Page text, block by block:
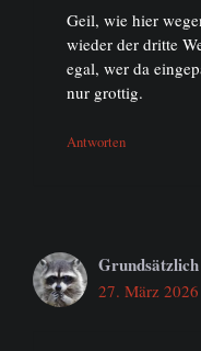
Geil, wie hier
wieder der dritte
egal, wer da
nur grottig.
Antworten
27. März